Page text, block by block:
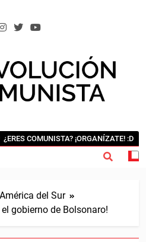
¿ERES COMUNISTA? ¡ORGANÍZATE! :D
América del Sur
gobierno de Bolsonaro!